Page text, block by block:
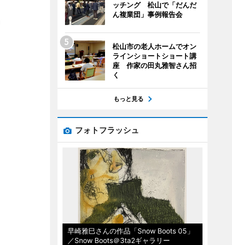
ッチング 松山で「だんだ
ん複業団」事例報告会
松山市の老人ホームでオン
ラインショートショート講
座 作家の田丸雅智さん招
く
もっと見る
フォトフラッシュ
早崎雅巳さんの作品「Snow Boots 05」
／Snow Boots＠3ta2ギャラリー